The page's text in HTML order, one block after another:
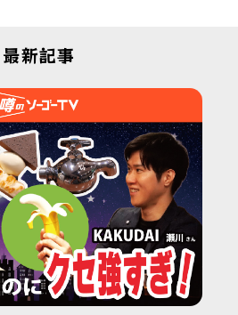
最新記事